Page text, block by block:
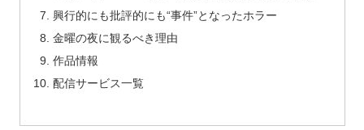
興行的にも批評的にも“事件”となったホラー
金曜の夜に観るべき理由
作品情報
配信サービス一覧